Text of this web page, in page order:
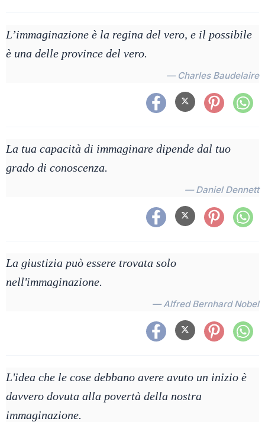
L’immaginazione è la regina del vero, e il possibile
è una delle province del vero.
— Charles Baudelaire
La tua capacità di immaginare dipende dal tuo
grado di conoscenza.
— Daniel Dennett
La giustizia può essere trovata solo
nell'immaginazione.
— Alfred Bernhard Nobel
L'idea che le cose debbano avere avuto un inizio è
davvero dovuta alla povertà della nostra
immaginazione.